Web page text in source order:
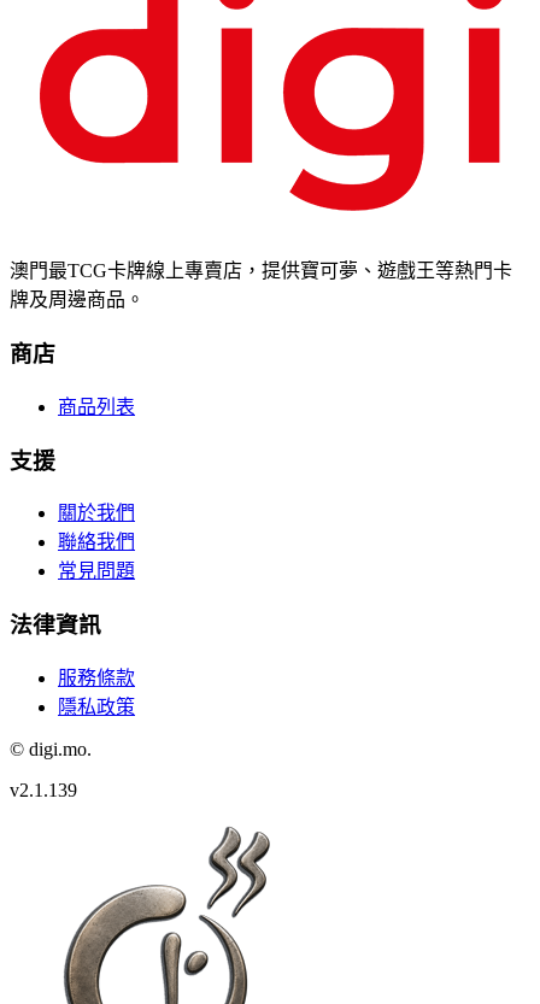
澳門最TCG卡牌線上專賣店，提供寶可夢、遊戲王等熱門卡
牌及周邊商品。
商店
商品列表
支援
關於我們
聯絡我們
常見問題
法律資訊
服務條款
隱私政策
© digi.mo.
v2.1.139